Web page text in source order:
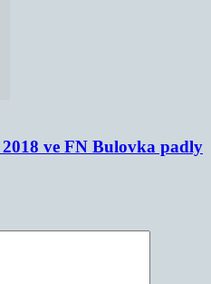
ve FN Bulovka padly